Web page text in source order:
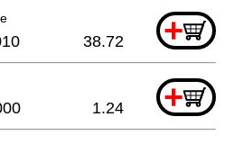
+
38.72
+
1.24